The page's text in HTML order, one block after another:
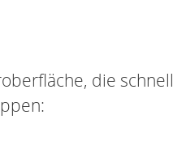
die schnell